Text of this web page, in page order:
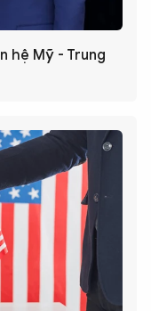
hệ Mỹ - Trung